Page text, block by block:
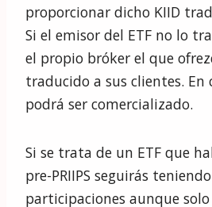
proporcionar dicho KIID
Si el emisor del ETF no lo
el propio bróker el que
traducido a sus clientes. En
podrá ser comercializado.
Si se trata de un ETF que
pre-PRIIPS seguirás
participaciones aunque